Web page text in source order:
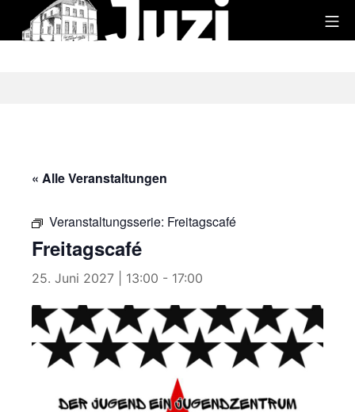
Inhalt
« Alle Veranstaltungen
Veranstaltungsserie: Freitagscafé
Freitagscafé
25. Juni 2027 | 13:00 - 17:00